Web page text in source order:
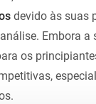
devido às suas
Embora
os